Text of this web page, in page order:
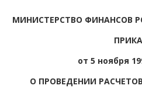
МИНИСТЕРСТВО ФИНАНСОВ
от 5 ноября
О ПРОВЕДЕНИИ